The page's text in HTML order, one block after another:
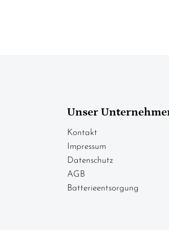
Unser
Kontakt
Impressum
Datenschutz
AGB
Batterieentsorgung